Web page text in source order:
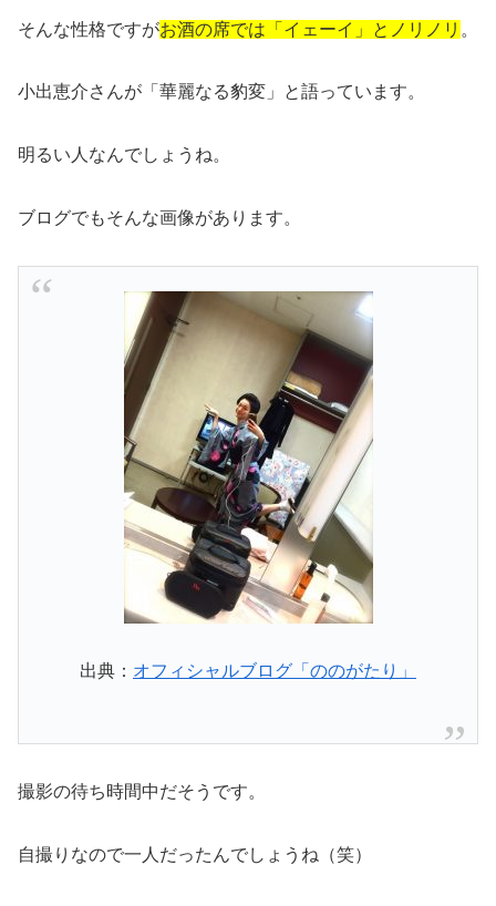
そんな性格ですがお酒の席では「イェーイ」とノリノリ 。
小出恵介さんが「華麗なる豹変」と語っています。
明るい人なんでしょうね。
ブログでもそんな画像があります。
出典： オフィシャルブログ「ののがたり」
撮影の待ち時間中だそうです。
自撮りなので一人だったんでしょうね（笑）